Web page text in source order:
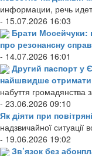
информации, речь
- 15.07.2026 16:03
Брати Мосейчуки:
про резонансну
- 14.07.2026 16:01
Другий паспорт у
найшвидше
набуття громадянства
- 23.06.2026 09:10
Як діяти при
надзвичайної ситуації
- 19.06.2026 19:02
Зв’язок без